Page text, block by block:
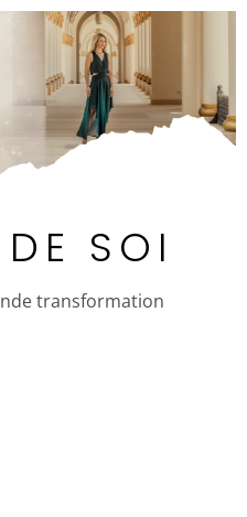
SOI
transformation